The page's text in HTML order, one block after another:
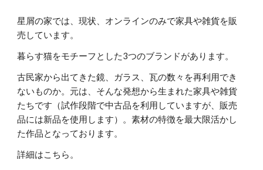
星屑の家では、現状、オンラインのみで家具や雑貨を販
売しています。
暮らす猫をモチーフとした3つのブランドがあります。
古民家から出てきた鏡、ガラス、瓦の数々を再利用でき
ないものか。元は、そんな発想から生まれた家具や雑貨
たちです（試作段階で中古品を利用していますが、販売
品には新品を使用します）。素材の特徴を最大限活かし
た作品となっております。
詳細はこちら。